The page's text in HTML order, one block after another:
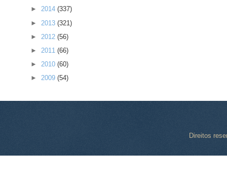
► 2014 (337)
► 2013 (321)
► 2012 (56)
► 2011 (66)
► 2010 (60)
► 2009 (54)
Direitos